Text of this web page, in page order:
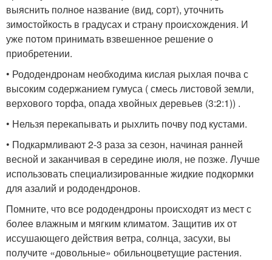
выяснить полное название (вид, сорт), уточнить
зимостойкость в градусах и страну происхождения. И
уже потом принимать взвешенное решение о
приобретении.
• Рододендронам необходима кислая рых­лая почва с
высоким содержанием гумуса ( смесь листовой земли,
верхового торфа, опада хвойных деревьев (3:2:1)) .
• Нельзя перекапывать и рыхлить почву под кустами.
• Подкармли­вают 2-3 раза за сезон, начиная ранней
весной и заканчивая в середине июля, не позже. Лучше
использовать специализированные жидкие подкормки
для азалий и рододендронов.
Помните, что все рододендроны происходят из мест с
более влажным и мягким климатом. Защитив их от
иссушающего действия ветра, солнца, засухи, вы
получите «довольные» обильноцветущие растения.